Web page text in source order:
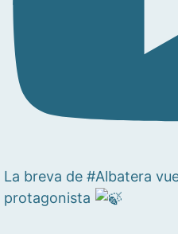
La breva de #Albatera
protagonista